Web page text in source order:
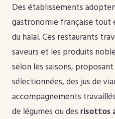
Des établissements
gastronomie française tout
du halal. Ces restaurants
saveurs et les produits
selon les saisons,
sélectionnées, des jus de
accompagnements
de légumes ou des risottos